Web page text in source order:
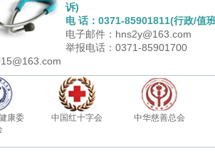
诉)
电 话：0371-85901811(行政/值
电子邮件：hns2y@163.com
举报电话：0371-85901700
康委
中国红十字会 中华慈善总会